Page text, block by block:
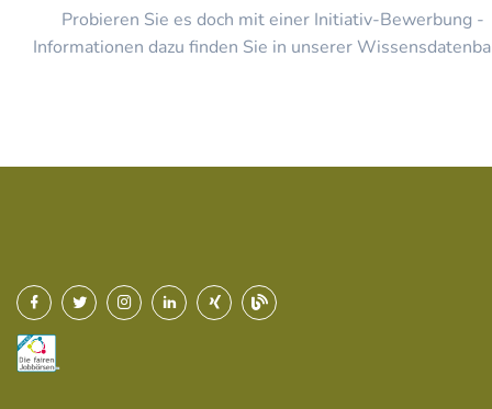
Probieren Sie es doch mit einer Initiativ-Bewerbung -
Informationen dazu finden Sie in unserer